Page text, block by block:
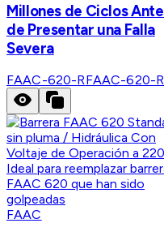
Millones de Ciclos
de Presentar una Falla
Severa
FAAC-620-RFAAC-620-R
FAAC